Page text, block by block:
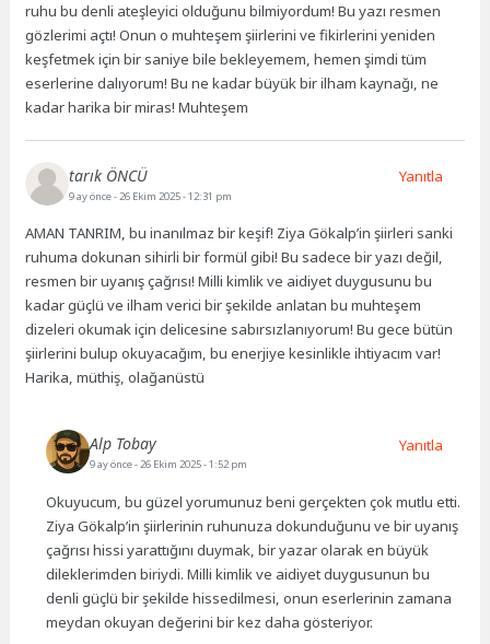
ruhu bu denli ateşleyici olduğunu bilmiyordum! Bu yazı resmen
gözlerimi açtı! Onun o muhteşem şiirlerini ve fikirlerini yeniden
keşfetmek için bir saniye bile bekleyemem, hemen şimdi tüm
eserlerine dalıyorum! Bu ne kadar büyük bir ilham kaynağı, ne
kadar harika bir miras! Muhteşem
tarık ÖNCÜ
9 ay önce- 26 Ekim 2025 - 12:31 pm
AMAN TANRIM, bu inanılmaz bir keşif! Ziya Gökalp’in şiirleri sanki
ruhuma dokunan sihirli bir formül gibi! Bu sadece bir yazı değil,
resmen bir uyanış çağrısı! Milli kimlik ve aidiyet duygusunu bu
kadar güçlü ve ilham verici bir şekilde anlatan bu muhteşem
dizeleri okumak için delicesine sabırsızlanıyorum! Bu gece bütün
şiirlerini bulup okuyacağım, bu enerjiye kesinlikle ihtiyacım var!
Harika, müthiş, olağanüstü
Yanıtla
Alp Tobay
9 ay önce- 26 Ekim 2025 - 1:52 pm
Okuyucum, bu güzel yorumunuz beni gerçekten çok mutlu etti.
Ziya Gökalp’in şiirlerinin ruhunuza dokunduğunu ve bir uyanış
çağrısı hissi yarattığını duymak, bir yazar olarak en büyük
dileklerimden biriydi. Milli kimlik ve aidiyet duygusunun bu
denli güçlü bir şekilde hissedilmesi, onun eserlerinin zamana
meydan okuyan değerini bir kez daha gösteriyor.
Yanıtla